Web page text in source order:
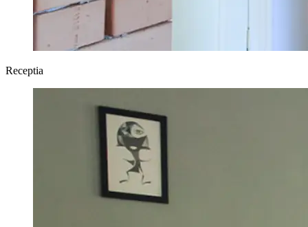
Receptia